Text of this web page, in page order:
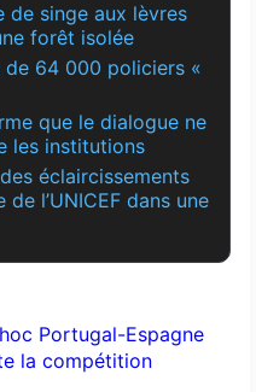
de singe aux lèvres
forêt isolée
de 64 000 policiers «
que le dialogue ne
les institutions
éclaircissements
l’UNICEF dans une
Portugal-Espagne
la compétition